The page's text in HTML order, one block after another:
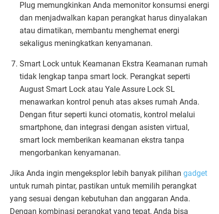
Plug memungkinkan Anda memonitor konsumsi energi
dan menjadwalkan kapan perangkat harus dinyalakan
atau dimatikan, membantu menghemat energi
sekaligus meningkatkan kenyamanan.
Smart Lock untuk Keamanan Ekstra Keamanan rumah
tidak lengkap tanpa smart lock. Perangkat seperti
August Smart Lock atau Yale Assure Lock SL
menawarkan kontrol penuh atas akses rumah Anda.
Dengan fitur seperti kunci otomatis, kontrol melalui
smartphone, dan integrasi dengan asisten virtual,
smart lock memberikan keamanan ekstra tanpa
mengorbankan kenyamanan.
Jika Anda ingin mengeksplor lebih banyak pilihan gadget
untuk rumah pintar, pastikan untuk memilih perangkat
yang sesuai dengan kebutuhan dan anggaran Anda.
Dengan kombinasi perangkat yang tepat, Anda bisa